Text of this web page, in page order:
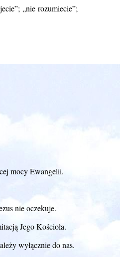
„nie rozumiecie”;
mocy Ewangelii.
nie oczekuje.
Jego Kościoła.
wyłącznie do nas.